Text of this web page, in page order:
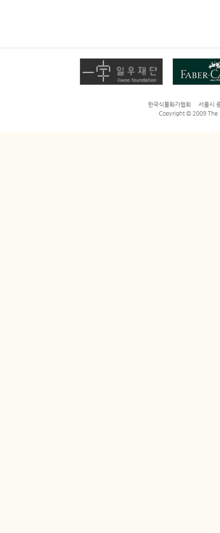
한국식물화가협회 서울
Copyright © 2009 The